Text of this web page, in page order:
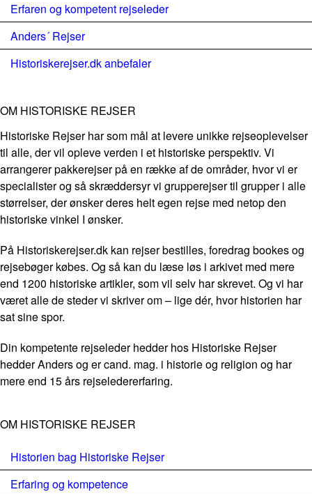
Erfaren og kompetent rejseleder
Anders´ Rejser
Historiskerejser.dk anbefaler
OM HISTORISKE REJSER
Historiske Rejser har som mål at levere unikke rejseoplevelser
til alle, der vil opleve verden i et historiske perspektiv. Vi
arrangerer pakkerejser på en række af de områder, hvor vi er
specialister og så skræddersyr vi grupperejser til grupper i alle
størrelser, der ønsker deres helt egen rejse med netop den
historiske vinkel I ønsker.
På Historiskerejser.dk kan rejser bestilles, foredrag bookes og
rejsebøger købes. Og så kan du læse løs i arkivet med mere
end 1200 historiske artikler, som vil selv har skrevet. Og vi har
været alle de steder vi skriver om – lige dér, hvor historien har
sat sine spor.
Din kompetente rejseleder hedder hos Historiske Rejser
hedder Anders og er cand. mag. i historie og religion og har
mere end 15 års rejseledererfaring.
OM HISTORISKE REJSER
Historien bag Historiske Rejser
Erfaring og kompetence